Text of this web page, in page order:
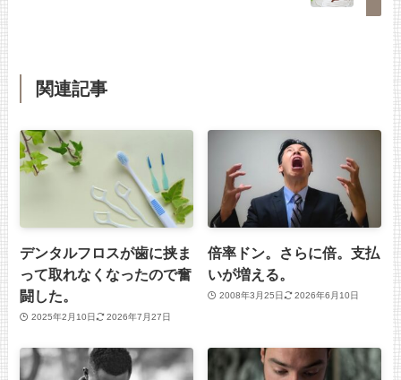
関連記事
デンタルフロスが歯に挟ま
って取れなくなったので奮
闘した。
2025年2月10日 2026年7月27日
倍率ドン。さらに倍。支払
いが増える。
2008年3月25日 2026年6月10日